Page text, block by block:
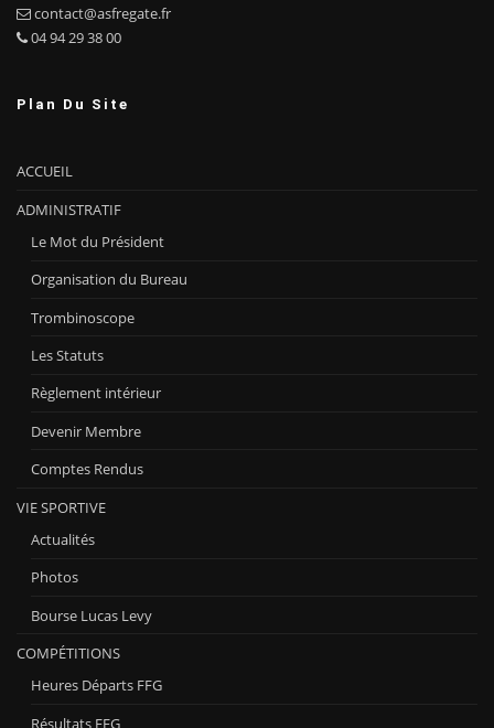
contact@asfregate.fr
04 94 29 38 00
Plan Du Site
ACCUEIL
ADMINISTRATIF
Le Mot du Président
Organisation du Bureau
Trombinoscope
Les Statuts
Règlement intérieur
Devenir Membre
Comptes Rendus
VIE SPORTIVE
Actualités
Photos
Bourse Lucas Levy
COMPÉTITIONS
Heures Départs FFG
Résultats FFG